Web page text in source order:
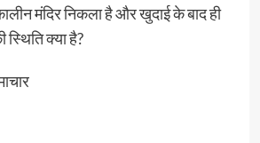
मंदिर निकला है और खुदाई के बाद ही
स्थिति क्या है?